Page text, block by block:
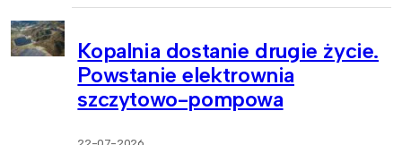
Kopalnia dostanie drugie życie.
Powstanie elektrownia
szczytowo-pompowa